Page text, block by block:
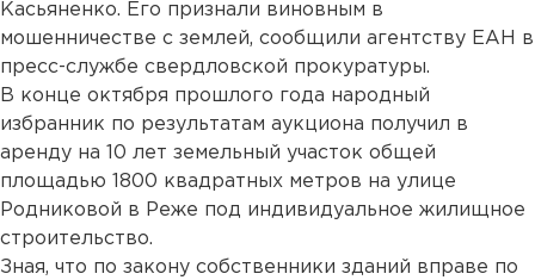
Касьяненко. Его признали виновным в
мошенничестве с землей, сообщили агентству ЕАН в
пресс-службе свердловской прокуратуры.
В конце октября прошлого года народный
избранник по результатам аукциона получил в
аренду на 10 лет земельный участок общей
площадью 1800 квадратных метров на улице
Родниковой в Реже под индивидуальное жилищное
строительство.
Зная, что по закону собственники зданий вправе по